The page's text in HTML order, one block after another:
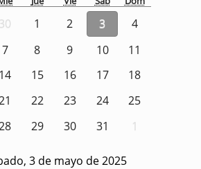
30 1 2 3
4
7 8 9 10
11
14 15 16 17
18
22 23 24
25
29 30 31 1
3 de mayo de 2025